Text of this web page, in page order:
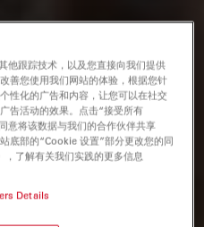
他跟踪技术，以及您直接向我们提供
善您使用我们网站的体验，根据您针
性化的广告和内容，让您可以在社交
告活动的效果。点击“接受所有
意将该数据与我们的合作伙伴共享
底部的“Cookie 设置”部分更改您的同
了解有关我们实践的更多信息
Details